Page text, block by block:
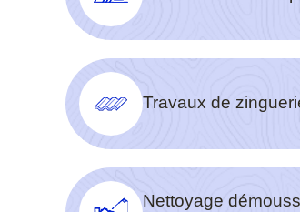
Travaux de
Nettoyage